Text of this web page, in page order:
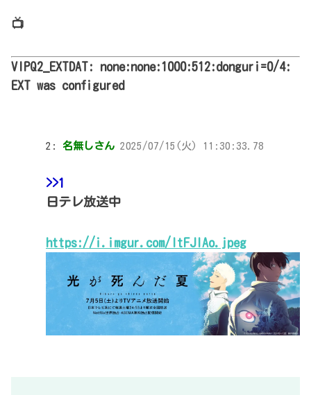
📺
VIPQ2_EXTDAT: none:none:1000:512:donguri=0/4:
EXT was configured
2: 名無しさん 2025/07/15(火) 11:30:33.78
>>1
日テレ放送中
https://i.imgur.com/ItFJlAo.jpeg